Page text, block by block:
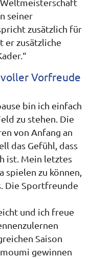
seiner
zusätzlich für
er zusätzliche
Vorfreude
bin ich einfach
zu stehen. Die
von Anfang an
das Gefühl, dass
ist. Mein letztes
spielen zu können,
Die Sportfreunde
und ich freue
Saison
gewinnen